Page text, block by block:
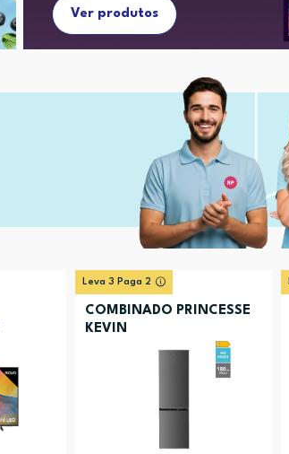
Ver produtos
Leva 3 Paga 2
COMBINADO PRINCESSE
KEVIN